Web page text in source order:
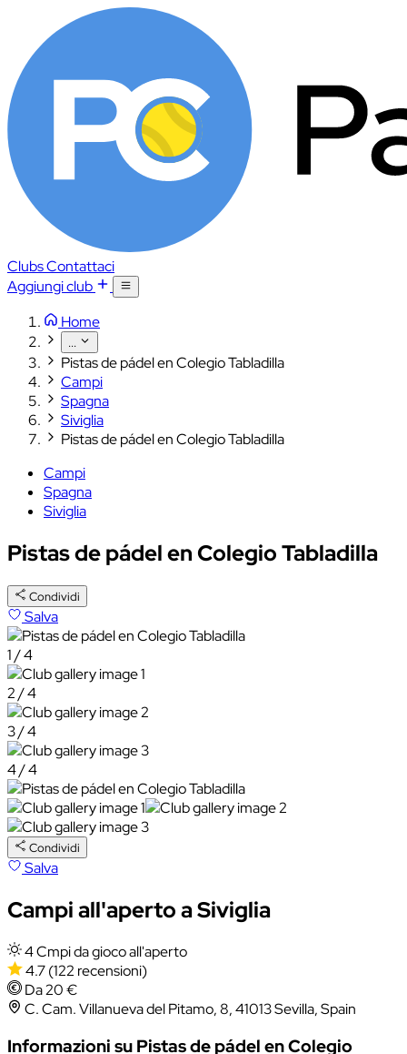
ClubsContattaci
Aggiungi club
Home
...
Pistas de pádel en Colegio Tabladilla
Campi
Spagna
Siviglia
Pistas de pádel en Colegio Tabladilla
Campi
Spagna
Siviglia
Pistas de pádel en Colegio Tabladilla
Condividi
Salva
1 / 4
2 / 4
3 / 4
4 / 4
Condividi
Salva
Campi all'aperto a Siviglia
4 Cmpi da gioco all'aperto
4.7(122 recensioni)
Da 20 €
C. Cam. Villanueva del Pitamo, 8, 41013 Sevilla, Spain
Informazioni su Pistas de pádel en Colegio